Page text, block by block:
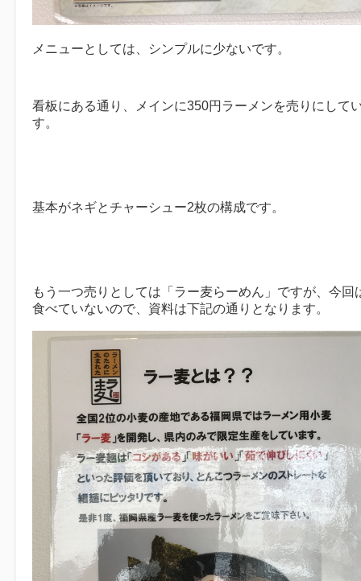
メニューとしては、シンプルに少ないです。
看板にある通り、メインに350円ラーメンを売りにして
す。
基本がネギとチャーシュー2枚の構成です。
もう一つ売りとしては「ラー麦らーめん」ですが、今回
食べていないので、資料は下記の通りとなります。